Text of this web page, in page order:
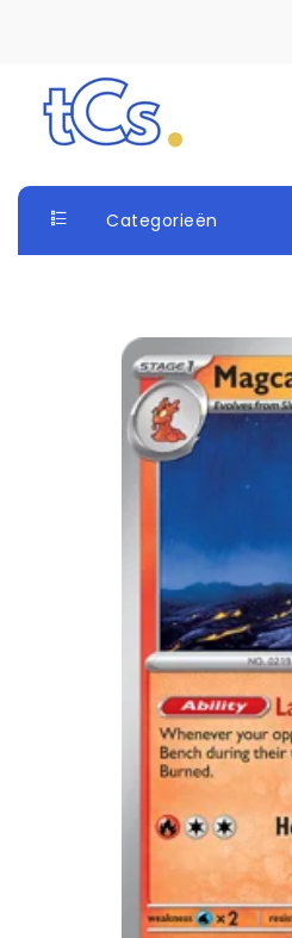
Skip to content
Categorieën